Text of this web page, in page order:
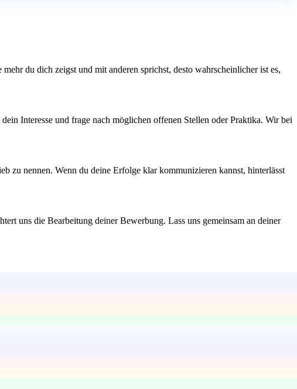
du dich zeigst und mit anderen sprichst, desto wahrscheinlicher ist es,
Interesse und frage nach möglichen offenen Stellen oder Praktika. Wir bei
zu nennen. Wenn du deine Erfolge klar kommunizieren kannst, hinterlässt
uns die Bearbeitung deiner Bewerbung. Lass uns gemeinsam an deiner